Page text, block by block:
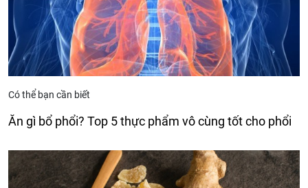
Có thể bạn cần biết
Ăn gì bổ phổi? Top 5 thực phẩm vô cùng tốt cho phổi